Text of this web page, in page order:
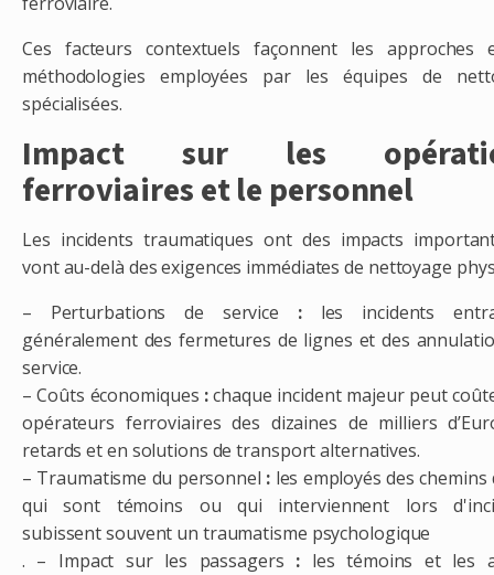
Ces facteurs contextuels façonnent les approches
méthodologies employées par les équipes de
spécialisées.
Impact sur les
ferroviaires et le personnel
Les incidents traumatiques ont des impacts
vont au-delà des exigences immédiates de nettoyage
– Perturbations de service :les incidents
généralement des fermetures de lignes et des
service.
– Coûts économiques :chaque incident majeur peut
opérateurs ferroviaires des dizaines de milliers
retards et en solutions de transport alternatives.
– Traumatisme du personnel : les employés des
qui sont témoins ou qui interviennent lors
subissent souvent un traumatisme psychologique
. – Impact sur les passagers : les témoins et les